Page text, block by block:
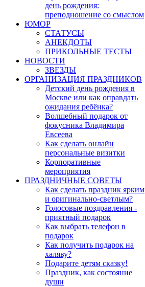
день рождения:
преподношение со смыслом
ЮМОР
СТАТУСЫ
АНЕКДОТЫ
ПРИКОЛЬНЫЕ ТЕСТЫ
НОВОСТИ
ЗВЕЗДЫ
ОРГАНИЗАЦИЯ ПРАЗДНИКОВ
Детский день рождения в
Москве или как оправдать
ожидания ребёнка?
Волшебный подарок от
фокусника Владимира
Евсеева
Как сделать онлайн
персональные визитки
Корпоративные
мероприятия
ПРАЗДНИЧНЫЕ СОВЕТЫ
Как сделать праздник ярким
и оригинально-светлым?
Голосовые поздравления -
приятный подарок
Как выбрать телефон в
подарок
Как получить подарок на
халяву?
Подарите детям сказку!
Праздник, как состояние
души